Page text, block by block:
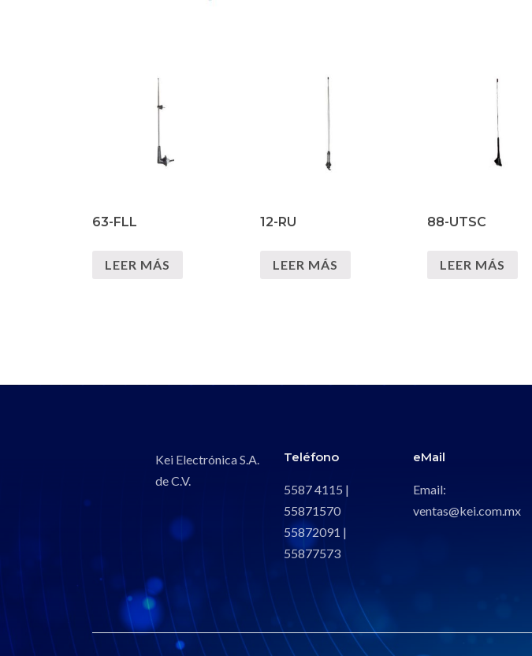
63-FLL
LEER MÁS
12-RU
LEER MÁS
88-UTSC
LEER MÁS
Kei Electrónica S.A.
de C.V.
Teléfono
5587 4115 |
55871570
55872091 |
55877573
eMail
Email:
ventas@kei.com.mx